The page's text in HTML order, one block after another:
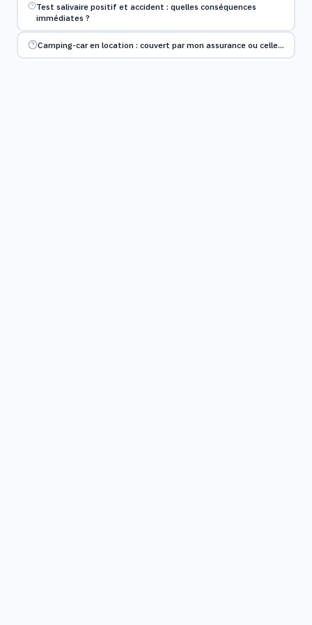
Test salivaire positif et accident : quelles conséquences
immédiates ?
Camping-car en location : couvert par mon assurance ou celle…